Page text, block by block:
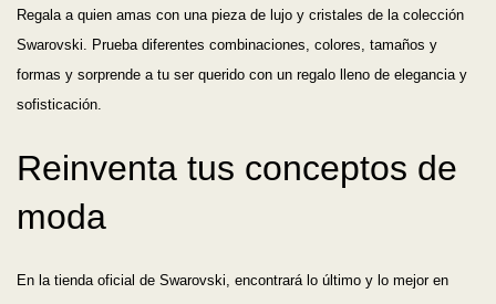
Regala a quien amas con una pieza de lujo y cristales de la colección
Swarovski. Prueba diferentes combinaciones, colores, tamaños y
formas y sorprende a tu ser querido con un regalo lleno de elegancia y
sofisticación.
Reinventa tus conceptos de
moda
En la tienda oficial de Swarovski, encontrará lo último y lo mejor en